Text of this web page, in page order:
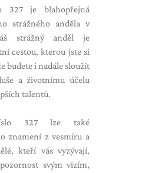
327 je blahopřejná
strážného anděla v
strážný anděl je
cestou, kterou jste si
budete i nadále sloužit
a životnímu účelu
talentů.
327 lze také
znamení z vesmíru a
kteří vás vyzývají,
svým vizím,